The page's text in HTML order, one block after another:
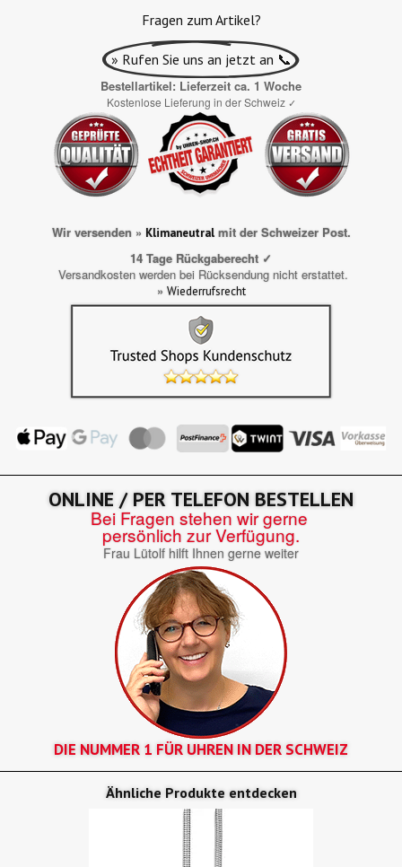
Fragen zum Artikel?
» Rufen Sie uns an jetzt an 📞
Bestellartikel: Lieferzeit ca. 1 Woche
Kostenlose Lieferung in der Schweiz ✓
Wir versenden » Klimaneutralmit der Schweizer Post.
14 Tage Rückgaberecht ✓
Versandkosten werden bei Rücksendung nicht erstattet.
» Wiederrufsrecht
ONLINE / PER TELEFON BESTELLEN
Bei Fragen stehen wir gerne
persönlich zur Verfügung.
Frau Lütolf hilft Ihnen gerne weiter
DIE NUMMER 1 FÜR UHREN IN DER SCHWEIZ
Ähnliche Produkte entdecken